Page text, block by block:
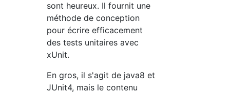
sont heureux. Il fournit une
méthode de conception
pour écrire efficacement
des tests unitaires avec
xUnit.
En gros, il s'agit de java8 et
JUnit4, mais le contenu